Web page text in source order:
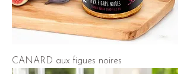
CANARD aux figues noires